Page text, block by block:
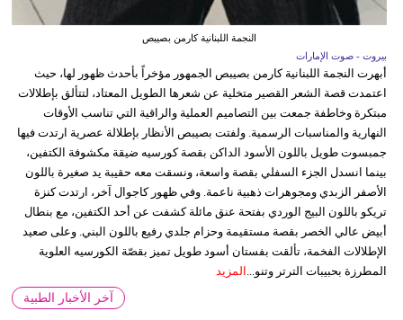
النجمة اللبنانية كارمن بصيبص
بيروت - صوت الإمارات
أبهرت النجمة اللبنانية كارمن بصيبص الجمهور مؤخراً بأحدث ظهور لها، حيث
اعتمدت قصة الشعر القصير متخلية عن شعرها الطويل المعتاد، لتتألق بإطلالات
مبتكرة وخاطفة جمعت بين التصاميم العملية والراقية التي تناسب الأوقات
النهارية والمناسبات الرسمية. ولفتت بصيبص الأنظار بإطلالة عصرية ارتدت فيها
جمبسوت طويل باللون الأسود الداكن بقصة كورسيه ضيقة مكشوفة الكتفين،
بينما انسدل الجزء السفلي بقصة واسعة، ونسقت معه حقيبة يد صغيرة باللون
الأصفر الزبدي ومجوهرات ذهبية ناعمة. وفي ظهور كاجوال آخر، ارتدت كنزة
تريكو باللون البيج الوردي بفتحة عنق مائلة كشفت عن أحد الكتفين، مع بنطال
أبيض عالي الخصر بقصة مستقيمة وحزام جلدي رفيع باللون البني. وعلى صعيد
الإطلالات الفخمة، تألقت بفستان أسود طويل تميز بقصّة الكورسيه العلوية
المطرزة بحبيبات الترتر وتنو... المزيد
آخر الأخبار الطبية